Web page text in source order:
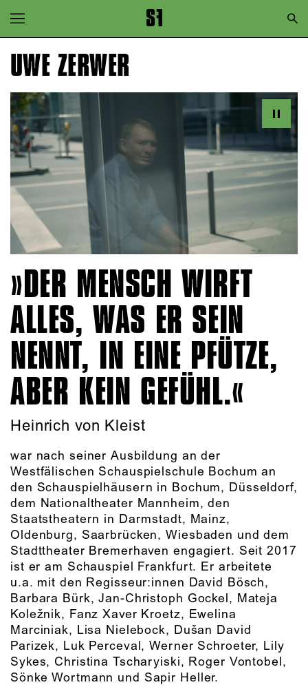
Zur Hauptnavigation springen
Zum Hauptinhalt springen
UWE ZERWER
DER MENSCH WIRFT
ALLES, WAS ER SEIN
NENNT, IN EINE PFÜTZE,
ABER KEIN GEFÜHL.
Heinrich von Kleist
war nach seiner Ausbildung an der
Westfälischen Schauspielschule Bochum an
den Schauspielhäusern in Bochum, Düsseldorf,
dem Nationaltheater Mannheim, den
Staatstheatern in Darmstadt, Mainz,
Oldenburg, Saarbrücken, Wiesbaden und dem
Stadttheater Bremerhaven engagiert. Seit 2017
ist er am Schauspiel Frankfurt. Er arbeitete
u.a. mit den Regisseur:innen David Bösch,
Barbara Bürk, Jan-Christoph Gockel, Mateja
Koležnik, Fanz Xaver Kroetz, Ewelina
Marciniak, Lisa Nielebock, Dušan David
Parizek, Luk Perceval, Werner Schroeter, Lily
Sykes, Christina Tscharyiski, Roger Vontobel,
Sönke Wortmann und Sapir Heller.